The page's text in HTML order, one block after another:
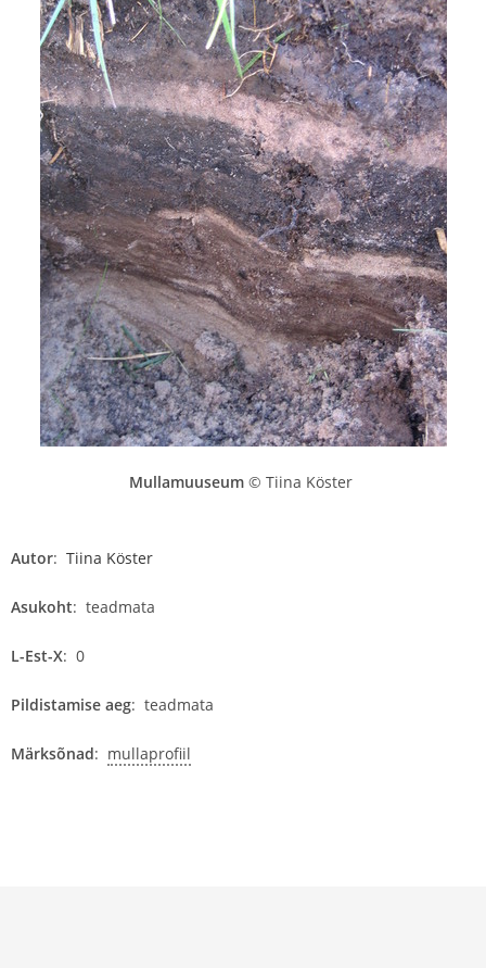
Mullamuuseum © Tiina Köster
Autor: Tiina Köster
Asukoht: teadmata
L-Est-X: 0
Pildistamise aeg: teadmata
Märksõnad: mullaprofiil